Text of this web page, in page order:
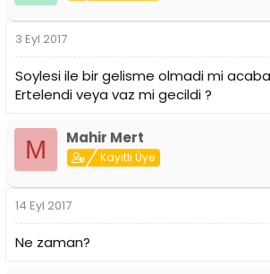
3 Eyl 2017
Soylesi ile bir gelisme olmadi mi
Ertelendi veya vaz mi gecildi ?
M Mahir Mert
Kayıtlı Üye
14 Eyl 2017
Ne zaman?